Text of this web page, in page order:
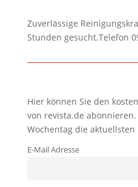
Zuverlässige
Stunden gesucht.Telefon
Hier können Sie den
von revista.de
Wochentag die
E-Mail Adresse